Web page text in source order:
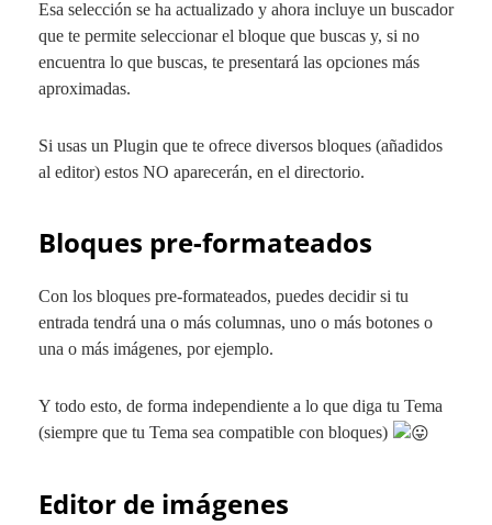
Esa selección se ha actualizado y ahora incluye un buscador
que te permite seleccionar el bloque que buscas y, si no
encuentra lo que buscas, te presentará las opciones más
aproximadas.
Si usas un Plugin que te ofrece diversos bloques (añadidos
al editor) estos NO aparecerán, en el directorio.
Bloques pre-formateados
Con los bloques pre-formateados, puedes decidir si tu
entrada tendrá una o más columnas, uno o más botones o
una o más imágenes, por ejemplo.
Y todo esto, de forma independiente a lo que diga tu Tema
(siempre que tu Tema sea compatible con bloques)
Editor de imágenes